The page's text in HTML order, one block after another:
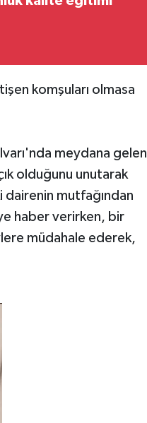
komşuları olmasa
meydana gelen
olduğunu unutarak
dairenin mutfağından
haber verirken, bir
müdahale ederek,